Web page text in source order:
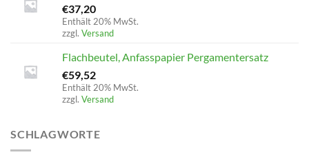
€37,20
Enthält 20% MwSt.
zzgl. Versand
Flachbeutel, Anfasspapier Pergamentersatz
€59,52
Enthält 20% MwSt.
zzgl. Versand
SCHLAGWORTE